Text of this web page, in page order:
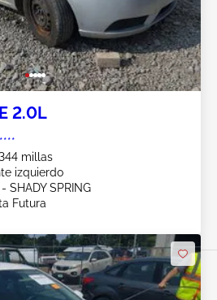
2.0L
millas
izquierdo
SHADY SPRING
Futura